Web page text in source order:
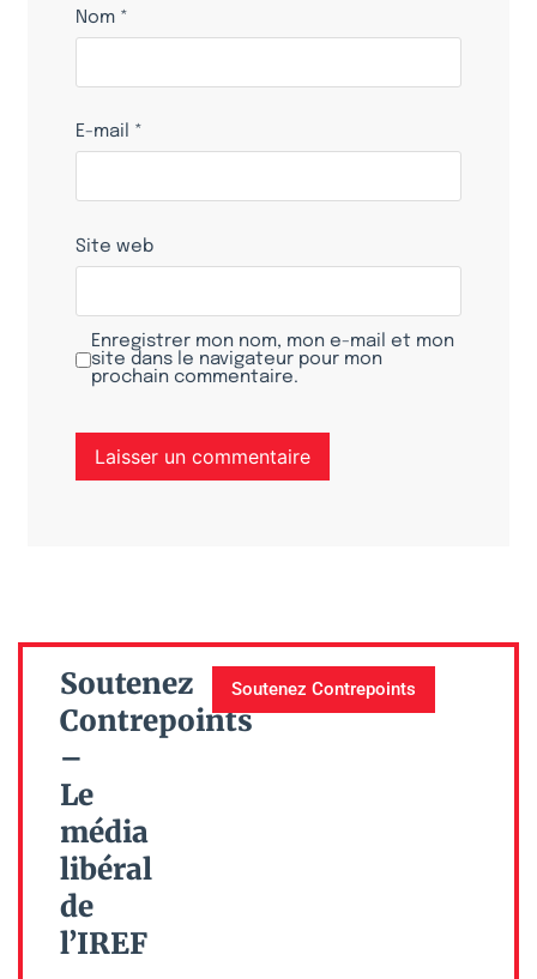
Nom *
E-mail *
Site web
Enregistrer mon nom, mon e-mail et mon
site dans le navigateur pour mon
prochain commentaire.
Soutenez
Contrepoints
–
Le
média
libéral
de
l’IREF
Soutenez Contrepoints